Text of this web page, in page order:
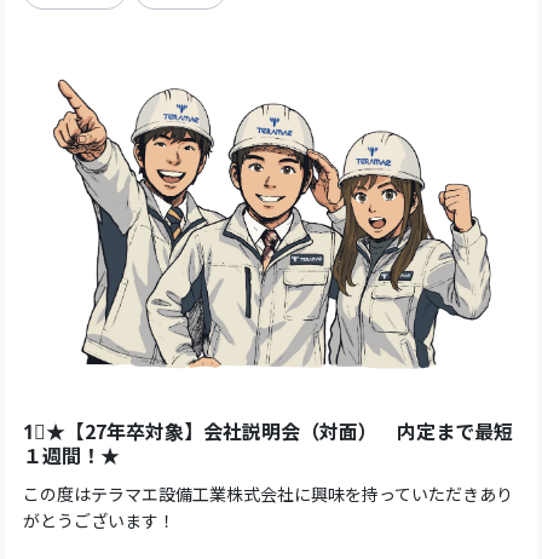
1⃣★【27年卒対象】会社説明会（対面） 内定まで最短
１週間！★
この度はテラマエ設備工業株式会社に興味を持っていただきあり
がとうございます！